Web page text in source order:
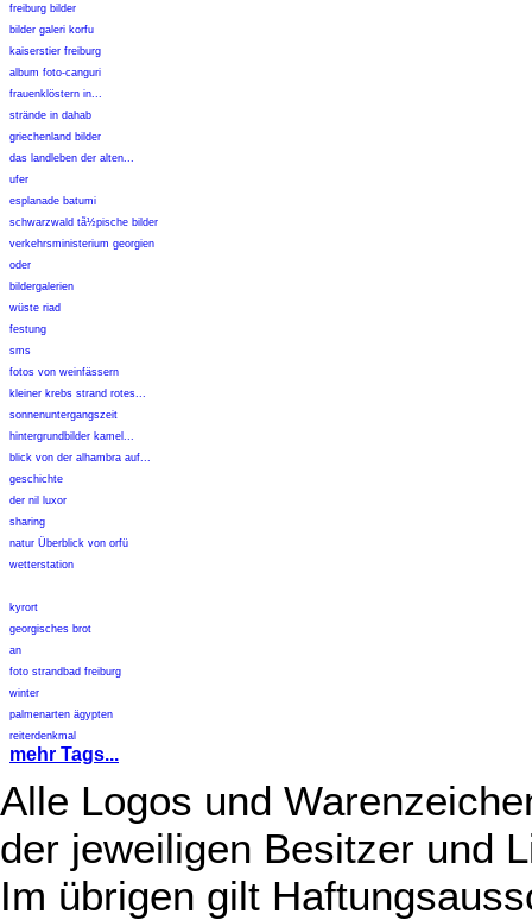
freiburg bilder
bilder galeri korfu
kaiserstier freiburg
album foto-canguri
frauenklöstern in...
strände in dahab
griechenland bilder
das landleben der alten...
ufer
esplanade batumi
schwarzwald tã½pische bilder
verkehrsministerium georgien
oder
bildergalerien
wüste riad
festung
sms
fotos von weinfässern
kleiner krebs strand rotes...
sonnenuntergangszeit
hintergrundbilder kamel...
blick von der alhambra auf...
geschichte
der nil luxor
sharing
natur Überblick von orfü
wetterstation
kyrort
georgisches brot
an
foto strandbad freiburg
winter
palmenarten ägypten
reiterdenkmal
mehr Tags...
Alle Logos und
der jeweiligen Besitzer und
Im übrigen gilt